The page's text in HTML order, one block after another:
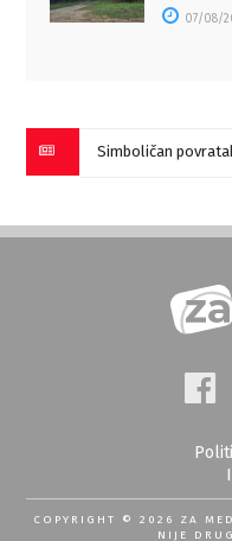
07/08/
COPYRIGHT © 2026 ZA
NIJE